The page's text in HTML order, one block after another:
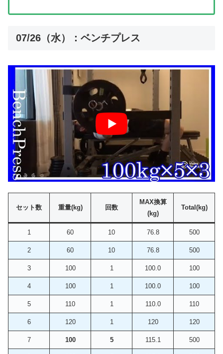
07/26（水）：ベンチプレス
セット数 重量(kg) 回数
MAX換算
(kg)
Total(kg)
1 60 10 76.8 500
2 60 10 76.8 500
3 100 1 100.0 100
4 100 1 100.0 100
5 110 1 110.0 110
6 120 1 120 120
7 100 5 115.1 500